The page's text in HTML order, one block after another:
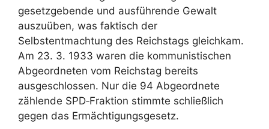
gesetzgebende und ausführende Gewalt
auszuüben, was faktisch der
Selbstentmachtung des Reichstags gleichkam.
Am 23. 3. 1933 waren die kommunistischen
Abgeordneten vom Reichstag bereits
ausgeschlossen. Nur die 94 Abgeordnete
zählende SPD‑Fraktion stimmte schließlich
gegen das Ermächtigungsgesetz.